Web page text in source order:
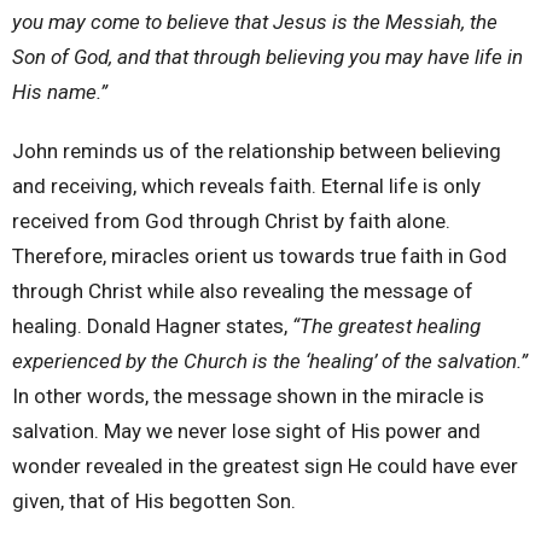
you may come to believe that Jesus is the Messiah, the
Son of God, and that through believing you may have life in
His name.”
John reminds us of the relationship between believing
and receiving, which reveals faith. Eternal life is only
received from God through Christ by faith alone.
Therefore, miracles orient us towards true faith in God
through Christ while also revealing the message of
healing. Donald Hagner states, “The greatest healing
experienced by the Church is the ‘healing’ of the salvation.”
In other words, the message shown in the miracle is
salvation. May we never lose sight of His power and
wonder revealed in the greatest sign He could have ever
given, that of His begotten Son.